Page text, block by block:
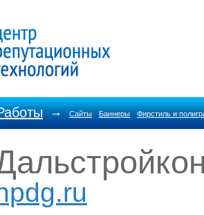
→ Сайты Баннеры Фирстиль и